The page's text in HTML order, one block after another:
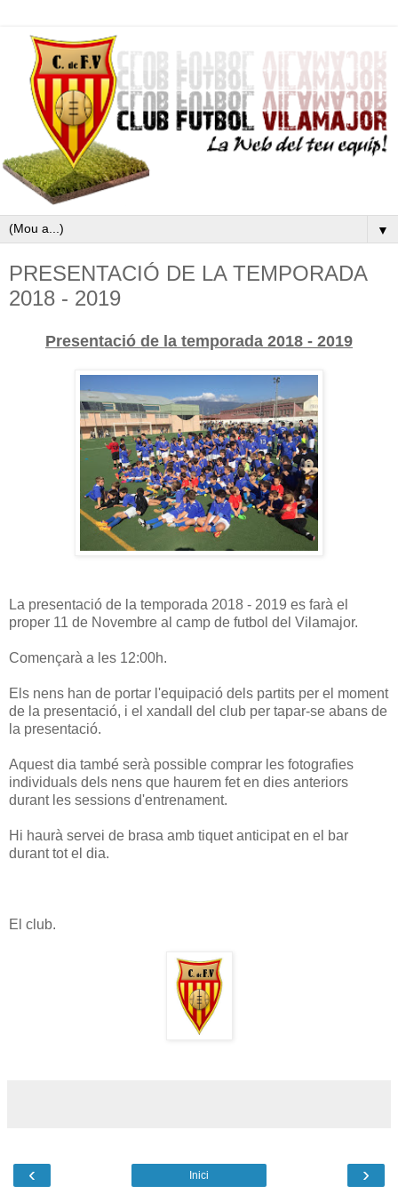
▼
PRESENTACIÓ DE LA TEMPORADA
2018 - 2019
Presentació de la temporada 2018 - 2019
La presentació de la temporada 2018 - 2019 es farà el
proper 11 de Novembre al camp de futbol del Vilamajor.
Començarà a les 12:00h.
Els nens han de portar l'equipació dels partits per el moment
de la presentació, i el xandall del club per tapar-se abans de
la presentació.
Aquest dia també serà possible comprar les fotografies
individuals dels nens que haurem fet en dies anteriors
durant les sessions d'entrenament.
Hi haurà servei de brasa amb tiquet anticipat en el bar
durant tot el dia.
El club.
‹ ›
Inici